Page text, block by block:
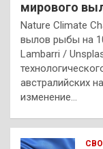
мирового
Nature Climate
вылов рыбы на
Lambarri /
австралийских
изменение…